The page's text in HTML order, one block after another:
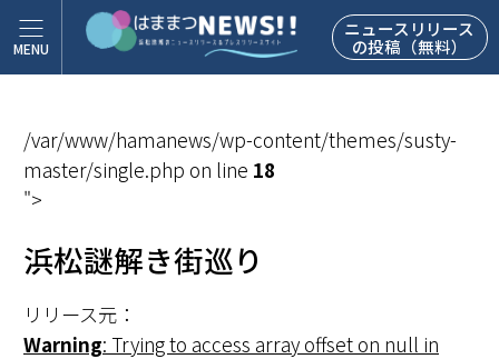
ニュースリリース
の投稿（無料）
/var/www/hamanews/wp-content/themes/susty-
master/single.php on line 18
">
浜松謎解き街巡り
リリース元：
Warning: Trying to access array offset on null in